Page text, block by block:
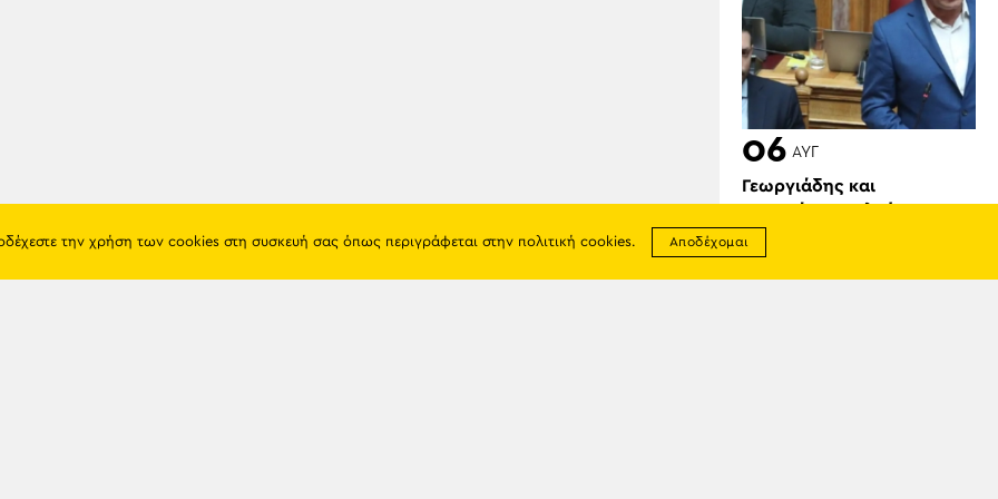
06 ΑΥΓ
Γεωργιάδης και
Γλυπτά του Παρθενώνα:
«Μπορεί να αφήσει
την χρήση των cookies στη συσκευή σας όπως περιγράφεται στην πολιτική cookies. Αποδέχομαι